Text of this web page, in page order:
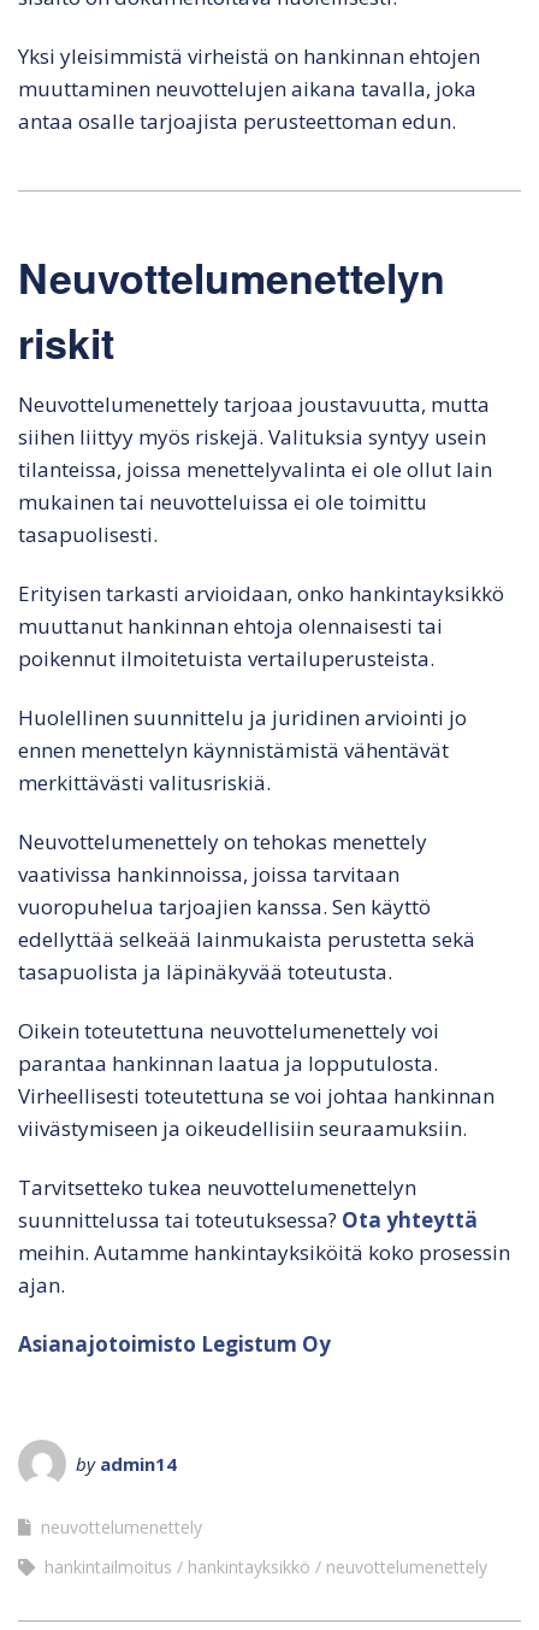
Yksi yleisimmistä virheistä on hankinnan ehtojen
muuttaminen neuvottelujen aikana tavalla, joka
antaa osalle tarjoajista perusteettoman edun.
Neuvottelumenettelyn
riskit
Neuvottelumenettely tarjoaa joustavuutta, mutta
siihen liittyy myös riskejä. Valituksia syntyy usein
tilanteissa, joissa menettelyvalinta ei ole ollut lain
mukainen tai neuvotteluissa ei ole toimittu
tasapuolisesti.
Erityisen tarkasti arvioidaan, onko hankintayksikkö
muuttanut hankinnan ehtoja olennaisesti tai
poikennut ilmoitetuista vertailuperusteista.
Huolellinen suunnittelu ja juridinen arviointi jo
ennen menettelyn käynnistämistä vähentävät
merkittävästi valitusriskiä.
Neuvottelumenettely on tehokas menettely
vaativissa hankinnoissa, joissa tarvitaan
vuoropuhelua tarjoajien kanssa. Sen käyttö
edellyttää selkeää lainmukaista perustetta sekä
tasapuolista ja läpinäkyvää toteutusta.
Oikein toteutettuna neuvottelumenettely voi
parantaa hankinnan laatua ja lopputulosta.
Virheellisesti toteutettuna se voi johtaa hankinnan
viivästymiseen ja oikeudellisiin seuraamuksiin.
Tarvitsetteko tukea neuvottelumenettelyn
suunnittelussa tai toteutuksessa? Ota yhteyttä
meihin. Autamme hankintayksiköitä koko prosessin
ajan.
Asianajotoimisto Legistum Oy
by admin14
neuvottelumenettely
hankintailmoitus
hankintayksikkö neuvottelumenettely